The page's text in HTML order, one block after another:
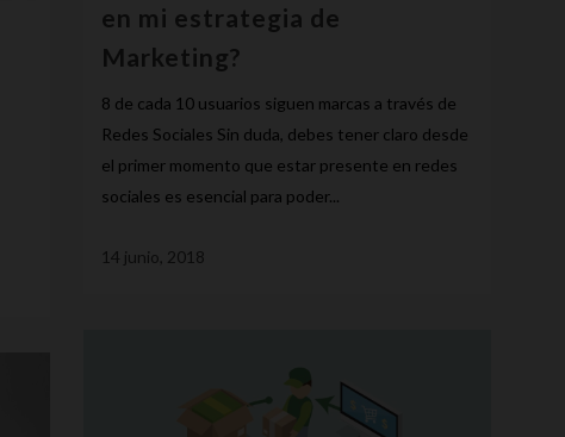
en mi estrategia de
Marketing?
8 de cada 10 usuarios siguen marcas a través de
Redes Sociales Sin duda, debes tener claro desde
el primer momento que estar presente en redes
sociales es esencial para poder...
14 junio, 2018